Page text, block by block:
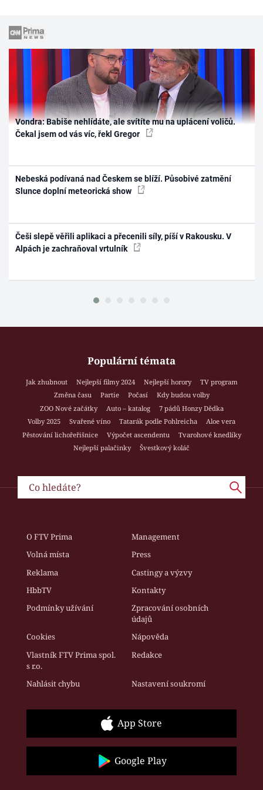
Vondra: Babiše nehlídáte, ale svítíte mu na uplácení voličů.
Čekal jsem od vás víc, řekl Gregor
Nebeská podívaná nad Českem se blíží. Působivé zatmění
Slunce doplní meteorická show
Češi slepě věřili aplikaci a přecenili síly, píší v Rakousku. V
Alpách je zachraňoval vrtulník
Populární témata
Jak zhubnout Nejlepší filmy 2024 Nejlepší horory
TV program
Změna času
Partie Počasí
Kdy budou volby
ZOO Nové začátky
Auto – katalog
7 pádů Honzy Dědka
Volby 2025
Svařené víno Tatarák podle Pohlreicha
Aloe vera
Pěstování lichořeřišnice
Výpočet ascendentu
Tvarohové knedlíky
Nejlepší palačinky
Švestkový koláč
O FTV Prima
Management
Volná místa
Press
Reklama
Castingy a výzvy
HbbTV
Kontakty
Podmínky užívání
Zpracování osobních
údajů
Cookies
Nápověda
Vlastník FTV Prima spol.
s r.o.
Redakce
Nahlásit chybu Nastavení soukromí
App Store
Google Play